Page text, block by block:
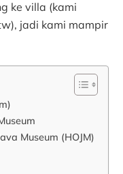
ke villa (kami
jadi kami mampir
Museum (HOJM)